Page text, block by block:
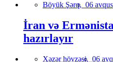
Böyük Şərq, 06
İran və
hazırlayır
Xəzər hövzəsi, 06